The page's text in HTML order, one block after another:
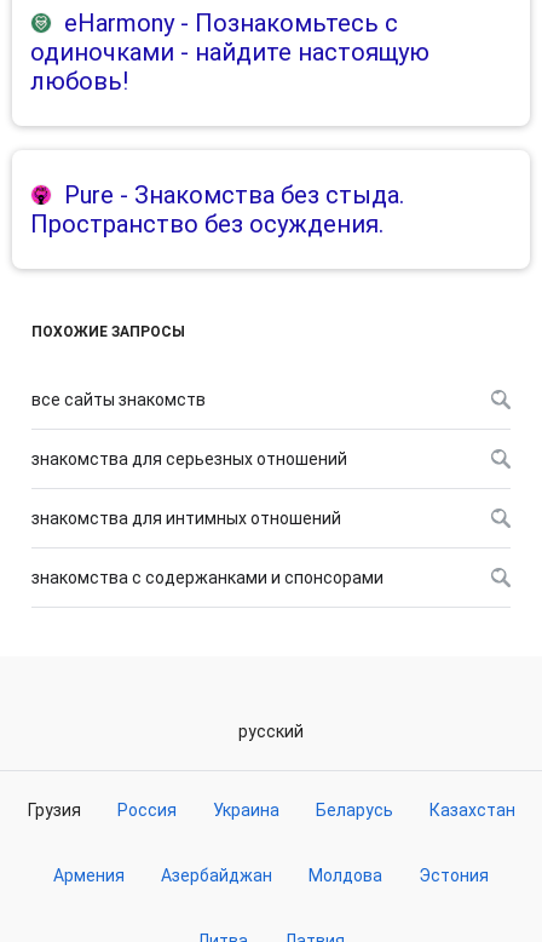
eHarmony- Познакомьтесь с
одиночками - найдите настоящую
любовь!
Pure - Знакомства без стыда.
Пространство без осуждения.
ПОХОЖИЕ ЗАПРОСЫ
все сайты знакомств
знакомства для серьезных отношений
знакомства для интимных отношений
знакомства с содержанками и спонсорами
русский
Грузия Россия Украина Беларусь Казахстан
Армения Азербайджан Молдова Эстония